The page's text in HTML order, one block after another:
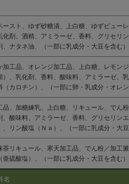
スト、ゆず砂糖漬、上白糖、ゆずピュー
剤、酒精、アミラーゼ、香料、グリセリ
ナタネ油、（一部に乳成分・大豆を含む）
工品、オレンジ加工品、上白糖、レモンジ
、乳化剤、香料、酸味料、アミラーゼ、
カロチン）、（一部に卵・乳成分・オレン
、加糖練乳、上白糖、リキュール、でん
酸味料、アミラーゼ、香料、グリセリン
リン酸塩（Ｎａ）、（一部に乳成分・大豆
リキュール、寒天加工品、でん粉／加工
硫酸塩）、（一部に乳成分・大豆を含む）
名